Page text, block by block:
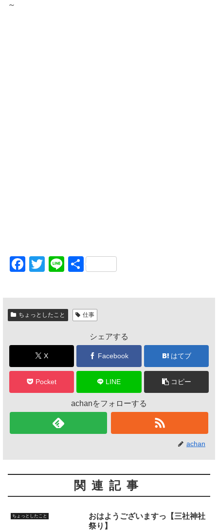
～
F
c
e
b
o
k
T
tt
er
Li
e
共
ちょっとしたこと 仕事
シェアする
X Facebook はてブ
Pocket LINE コピー
achanをフォローする
achan
関連記事
ちょっとしたこと
おはようございますっ【三社神社
祭り】